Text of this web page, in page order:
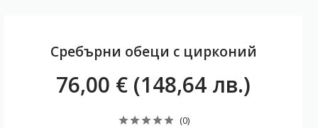
Сребърни обеци с цирконий
76,00 € (148,64 лв.)
(0)